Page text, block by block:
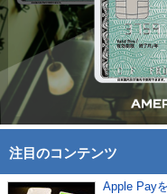
注目のコンテンツ
Apple Pay